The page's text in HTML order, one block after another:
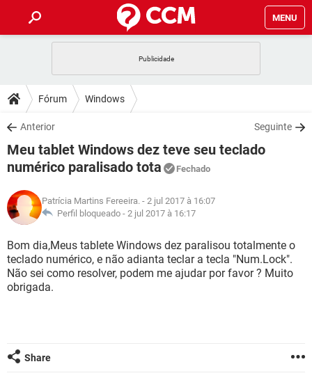
MENU
CELULAR
OUTLOOK
INSTAGRAM GMAIL
GUIA DE COMPRAS
DICAS
JOGOS
OUTLOOK EXCEL
GUIA DE COMPRAS
DOWNLOADS
JOGOS WHATSAPP
CELULAR FACEBOOK
OUTLOOK EXCEL
INSTAGRAM
GUIA DE COMPRAS
FÓRUM
CELULAR FACEBOOK
INSTAGRAM GMAIL
GUIA DE COMPRAS
GLOSSÁRIO
JOGOS
CELULAR FACEBOOK
OUTLOOK EXCEL
INSTAGRAM
Fórum Windows
Anterior Seguinte
Meu tablet Windows dez teve seu teclado
numérico paralisado tota
Fechado
Patrícia Martins Fereeira. - 2 jul 2017 à 16:07
Perfil bloqueado - 2 jul 2017 à 16:17
Bom dia,Meus tablete Windows dez paralisou totalmente o
teclado numérico, e não adianta teclar a tecla "Num.Lock".
Não sei como resolver, podem me ajudar por favor ? Muito
obrigada.
Share